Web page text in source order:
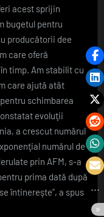
acest sprijin
bugetul pentru
producătorii dee
care oferă
timp. Am stabilit cu
care ajută atât
schimbarea
evoluţii
a crescut numărul
numărul de
prin AFM, s-a
prima dată după
întinereşte”, a spus